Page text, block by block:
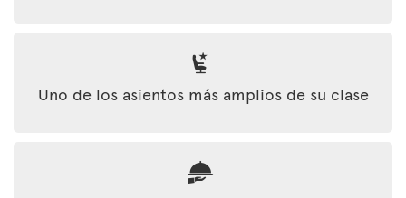
Uno de los asientos más amplios de su clase